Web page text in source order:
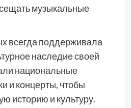
музыкальные
всегда поддерживала
наследие своей
национальные
и концерты, чтобы
историю и культуру.